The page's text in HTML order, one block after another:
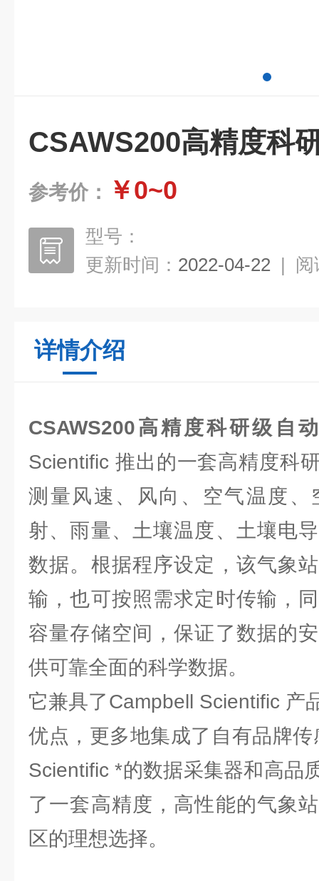
CSAWS200高精度科
参考价： ￥0~0
型号：
更新时间： 2022-04-22 | 阅
详情介绍
CSAWS200高精度科研级自
Scientific 推出的一套高精度科
测量风速、风向、空气温度、
射、雨量、土壤温度、土壤电
数据。根据程序设定，该气象
输，也可按照需求定时传输，
容量存储空间，保证了数据的
供可靠全面的科学数据。
它兼具了Campbell Scientific 产
优点，更多地集成了自有品牌
Scientific *的数据采集器和高品
了一套高精度，高性能的气象
区的理想选择。